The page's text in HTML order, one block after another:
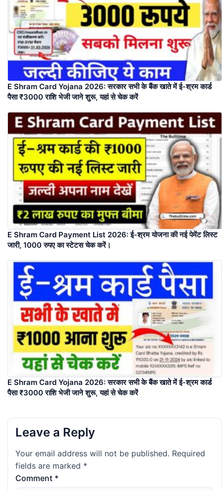
E Shram Card Yojana 2026: सरकार सभी के बैंक खाते में ई-श्रम कार्ड
पैसा ₹3000 राशि भेजी जाने शुरू, यहां से चेक करें
E Shram Card Payment List 2026: ई-श्रम योजना की नई पेमेंट लिस्ट
जारी, 1000 रुपए का स्टेटस चेक करें।
E Shram Card Yojana 2026: सरकार सभी के बैंक खाते में ई-श्रम कार्ड
पैसा ₹3000 राशि भेजी जाने शुरू, यहां से चेक करें
Leave a Reply
Your email address will not be published. Required
fields are marked *
Comment *